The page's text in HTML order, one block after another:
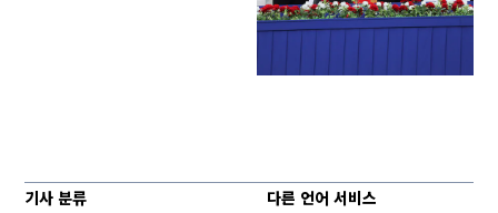
기사 분류 다른 언어 서비스